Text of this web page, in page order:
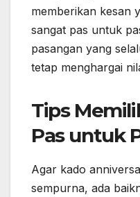
memberikan kesan
sangat pas untuk
pasangan yang
tetap menghargai
Tips
Pas untuk
Agar kado
sempurna, ada